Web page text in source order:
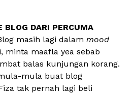
BLOG DARI PERCUMA
masih lagi dalam mood
minta maafla yea sebab
balas kunjungan korang.
mula buat blog
tak pernah lagi beli